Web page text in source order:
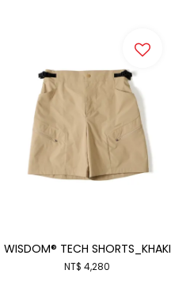
WISDOM® TECH SHORTS_KHAKI
NT$ 4,280